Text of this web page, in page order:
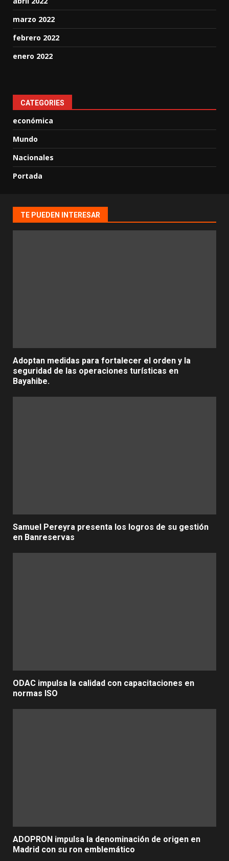
marzo 2022
febrero 2022
enero 2022
CATEGORIES
económica
Mundo
Nacionales
Portada
TE PUEDEN INTERESAR
Adoptan medidas para fortalecer el orden y la
seguridad de las operaciones turísticas en
Bayahibe.
Samuel Pereyra presenta los logros de su gestión
en Banreservas
ODAC impulsa la calidad con capacitaciones en
normas ISO
ADOPRON impulsa la denominación de origen en
Madrid con su ron emblemático